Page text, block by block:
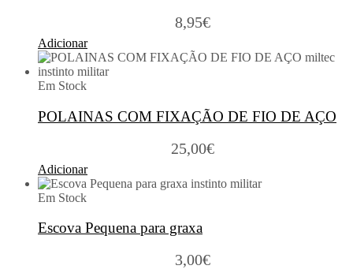
8,95€
Adicionar
Em Stock
POLAINAS COM FIXAÇÃO DE FIO DE AÇO
25,00€
Adicionar
Em Stock
Escova Pequena para graxa
3,00€